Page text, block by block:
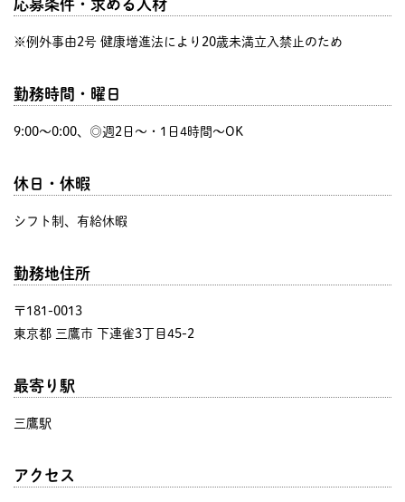
応募条件・求める人材
※例外事由2号 健康増進法により20歳未満立入禁止のため
勤務時間・曜日
9:00〜0:00、◎週2日～・1日4時間～OK
休日・休暇
シフト制、有給休暇
勤務地住所
〒181-0013
東京都 三鷹市 下連雀3丁目45-2
最寄り駅
三鷹駅
アクセス